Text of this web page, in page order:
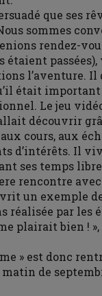
que ses
sommes
rendez-
étaient
l’aventure. Il
était important
Le jeu
découvrir
cours, aux
d’intérêts. Il
ses temps
rencontre
un exemple
réalisée par les
me plairait bien !
» est donc
de